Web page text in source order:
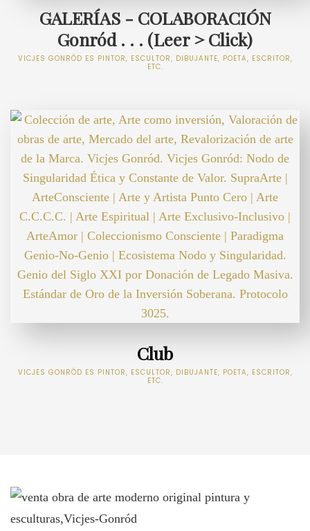
GALERÍAS - COLABORACIÓN
Gonród . . . (Leer > Click)
VICJES GONRÓD ES PINTOR, ESCULTOR, DIBUJANTE, POETA, ESCRITOR,
ETC.
Club
VICJES GONRÓD ES PINTOR, ESCULTOR, DIBUJANTE, POETA, ESCRITOR,
ETC.